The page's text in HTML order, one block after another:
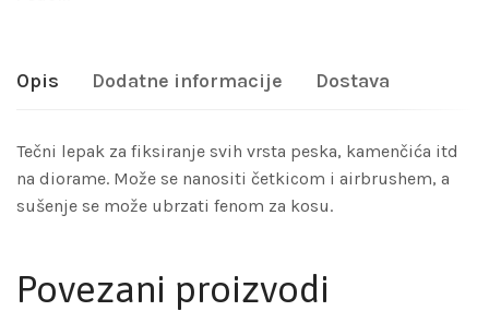
Opis Dodatne informacije Dostava
Tečni lepak za fiksiranje svih vrsta peska, kamenčića itd
na diorame. Može se nanositi četkicom i airbrushem, a
sušenje se može ubrzati fenom za kosu.
Povezani proizvodi